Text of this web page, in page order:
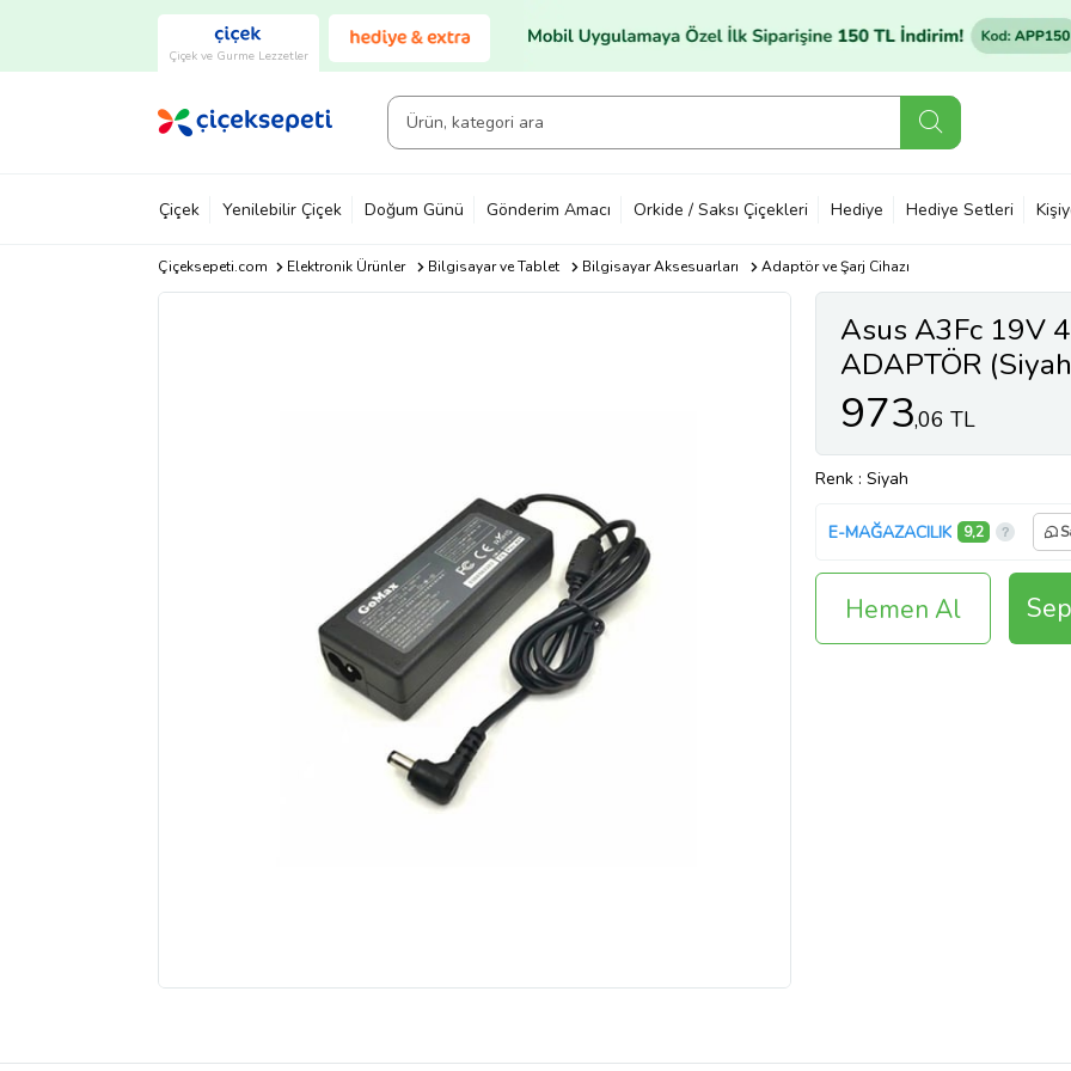
Çiçek ve Gurme Lezzetler
Çiçek Yenilebilir Çiçek Doğum Günü Gönderim Amacı Orkide / Saksı Çiçekleri Hediye Hediye Setleri
Çiçeksepeti.com Elektronik Ürünler Bilgisayar ve Tablet Bilgisayar Aksesuarları Adaptör ve Şarj Cihazı
Asus A3Fc 19V
ADAPTÖR
973,06 TL
Renk : Siyah
E-MAĞAZACILIK 9,2
Hemen Al